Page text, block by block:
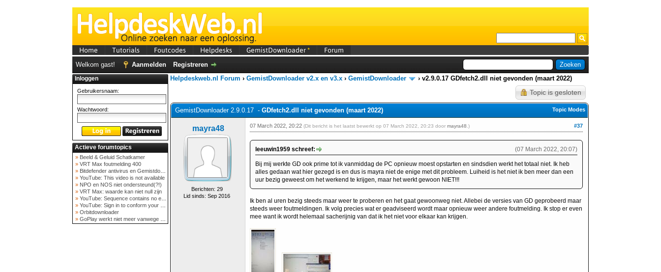
Home Tutorials Foutcodes Helpdesks GemistDownloader* Forum
Welkom gast! Aanmelden Registreren
Inloggen
Gebruikersnaam:
Wachtwoord:
Actieve forumtopics
» Beeld & Geluid Schatkamer
» VRT Max foutmelding 400
» Bitdefender antivirus en Gemistdowloader
» YouTube: This video is not available
» NPO en NOS niet ondersteund(?!)
» VRT Max: waarde kan niet null zijn
» YouTube: Sequence contains no elements
» YouTube: Sign in to conform your not a bot
» Orbitdownloader
» GoPlay werkt niet meer vanwege nieuwe webadres
Helpdeskweb.nl Forum › GemistDownloader v2.x en v3.x › GemistDownloader › v2.9.0.17 GDfetch2.dll niet gevonden (maart 2022)
Topic is gesloten
Topic Modes
GemistDownloader 2.9.0.17 - GDfetch2.dll niet gevonden (maart 2022)
mayra48
Berichten: 29
Lid sinds: Sep 2016
#37
07 March 2022, 20:22 (Dit bericht is het laatst bewerkt op 07 March 2022, 20:23 door mayra48 .)
(07 March 2022, 20:07)
leeuwin1959 schreef:
Bij mij werkte GD ook prime tot ik vanmiddag de PC opnieuw moest opstarten en sindsdien werkt het totaal niet. Ik heb
alles gedaan wat hier gezegd is en dus is mayra niet de enige met dit probleem. Luiheid is het niet ik ben meer dan een
uur bezig geweest om het werkend te krijgen, maar het werkt gewoon NIET!!!
Ik ben al uren bezig steeds maar weer te proberen en het gaat gewoonweg niet. Allebei de versies van GD geprobeerd maar
steeds weer foutmeldingen. Ik volg precies wat er geadviseerd wordt maar opnieuw weer andere foutmelding. Ik stop er even
mee want ik wordt helemaal sacherijnig van dat ik het niet voor elkaar kan krijgen.